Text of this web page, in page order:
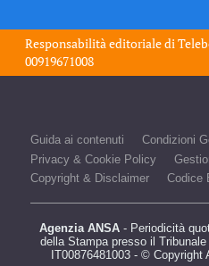
Responsabilità editoriale di
00919671008
Guida ai contenuti Condizioni
Privacy & Cookie Policy
Copyright & Disclaimer
Codice
Agenzia ANSA - Periodicità
della Stampa presso il
IT00876481003 - ©